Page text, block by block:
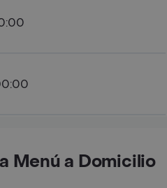
Menú a Domicilio